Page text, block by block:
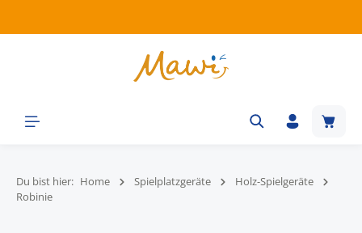
Du bist hier: Home Spielplatzgeräte
Holz-Spielgeräte
Robinie